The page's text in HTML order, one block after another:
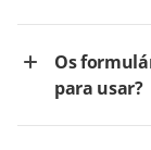
Os
para usar?